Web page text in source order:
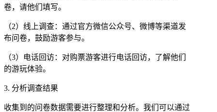
卷，请他们填写。
（2）线上调查：通过官方微信公众号、微博等渠道发
布问卷，鼓励游客参与。
（3）电话回访：对购票游客进行电话回访，了解他们
的游玩体验。
3. 分析调查结果
收集到的问卷数据需要进行整理和分析。我们可以通过